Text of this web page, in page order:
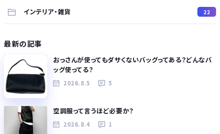
インテリア・雑貨 22
最新の記事
おっさんが使ってもダサくないバッグってある？どんなバ
ッグ使ってる？
2026.8.5 5
空調服って言うほど必要か？
2026.8.4 1